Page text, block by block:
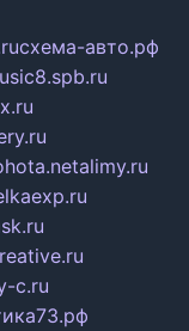
схема-авто.рф
alimy.ru
c.ru